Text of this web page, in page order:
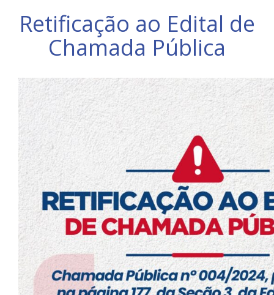
Retificação ao Edital de
Chamada Pública